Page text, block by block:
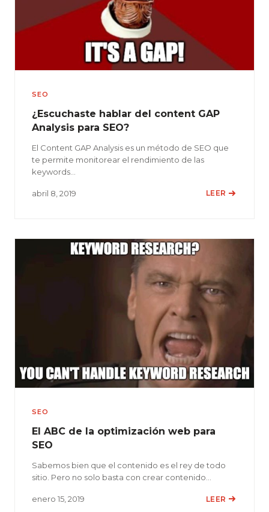
SEO
¿Escuchaste hablar del content GAP
Analysis para SEO?
El Content GAP Analysis es un método de SEO que
te permite monitorear el rendimiento de las
keywords…
abril 8, 2019 LEER
SEO
El ABC de la optimización web para
SEO
Sabemos bien que el contenido es el rey de todo
sitio. Pero no solo basta con crear contenido…
enero 15, 2019 LEER